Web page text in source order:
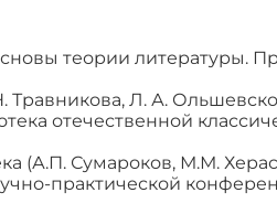
теории литературы.
Л. А.
отечественной
(А.П. Сумароков, М.М.
практической